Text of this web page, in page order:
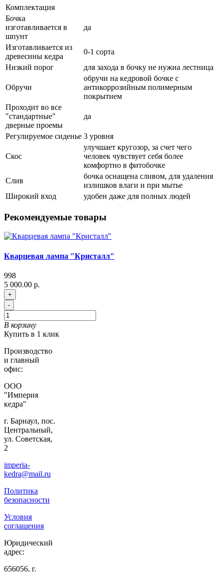
Комплектация
Бочка
изготавливается в
шпунт
да
Изготавливается из
древесины кедра
0-1 сорта
Низкий порог
для захода в бочку не нужна лестница
Обручи
обручи на кедровой бочке с
антикоррозийным полимерным
покрытием
Проходит во все
"стандартные"
дверные проемы
да
Регулируемое сиденье 3 уровня
Скос
улучшает кругозор, за счет чего
человек чувствует себя более
комфортно в фитобочке
Слив
бочка оснащена сливом, для удаления
излишков влаги и при мытье
Широкий вход
удобен даже для полных людей
Рекомендуемые товары
Кварцевая лампа "Кристалл"
998
5 000.00 р.
+
-
В корзину
Купить в 1 клик
Производство
и главный
офис:
ООО
"Империя
кедра"
г. Барнаул, пос.
Центральный,
ул. Советская,
2
imperia-
kedra@mail.ru
Политика
безопасности
Условия
соглашения
Юридический
адрес:
656056, г.